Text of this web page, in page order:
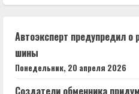
Автоэксперт предупредил
шины
Понедельник, 20 апреля 2026
Создатели обменника